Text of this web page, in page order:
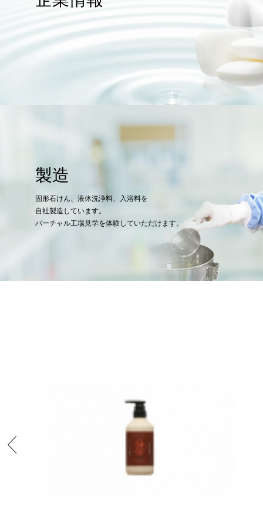
製造
固形石けん、液体洗浄料、入浴料を
自社製造しています。
バーチャル工場見学を体験していただけます。